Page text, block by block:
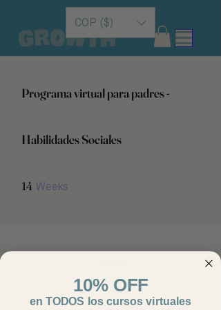
COP ($)
Programa virtual para padres -
Habilidades Sociales
14 Weeks
En Growth, adoptamos un
enfoque dinámico y lúdico para
10% OFF
en TODOS los cursos virtuales